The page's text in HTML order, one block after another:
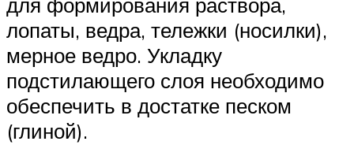
лопаты, ведра, тележки (носилки),
мерное ведро. Укладку
подстилающего слоя необходимо
обеспечить в достатке песком
(глиной).